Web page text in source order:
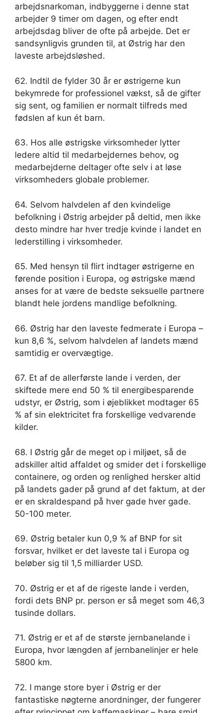
arbejdsnarkoman, indbyggerne i denne stat
arbejder 9 timer om dagen, og efter endt
arbejdsdag bliver de ofte på arbejde. Det er
sandsynligvis grunden til, at Østrig har den
laveste arbejdsløshed.
62. Indtil de fylder 30 år er østrigerne kun
bekymrede for professionel vækst, så de gifter
sig sent, og familien er normalt tilfreds med
fødslen af ​​kun ét barn.
63. Hos alle østrigske virksomheder lytter
ledere altid til medarbejdernes behov, og
medarbejderne deltager ofte selv i at løse
virksomheders globale problemer.
64. Selvom halvdelen af ​​den kvindelige
befolkning i Østrig arbejder på deltid, men ikke
desto mindre har hver tredje kvinde i landet en
lederstilling i virksomheder.
65. Med hensyn til flirt indtager østrigerne en
førende position i Europa, og østrigske mænd
anses for at være de bedste seksuelle partnere
blandt hele jordens mandlige befolkning.
66. Østrig har den laveste fedmerate i Europa –
kun 8,6 %, selvom halvdelen af ​​landets mænd
samtidig er overvægtige.
67. Et af de allerførste lande i verden, der
skiftede mere end 50 % til energibesparende
udstyr, er Østrig, som i øjeblikket modtager 65
% af sin elektricitet fra forskellige vedvarende
kilder.
68. I Østrig går de meget op i miljøet, så de
adskiller altid affaldet og smider det i forskellige
containere, og orden og renlighed hersker altid
på landets gader på grund af det faktum, at der
er en skraldespand på hver gade hver gade.
50-100 meter.
69. Østrig betaler kun 0,9 % af BNP for sit
forsvar, hvilket er det laveste tal i Europa og
beløber sig til 1,5 milliarder USD.
70. Østrig er et af de rigeste lande i verden,
fordi dets BNP pr. person er så meget som 46,3
tusinde dollars.
71. Østrig er et af de største jernbanelande i
Europa, hvor længden af ​​jernbanelinjer er hele
5800 km.
72. I mange store byer i Østrig er der
fantastiske nøgterne anordninger, der fungerer